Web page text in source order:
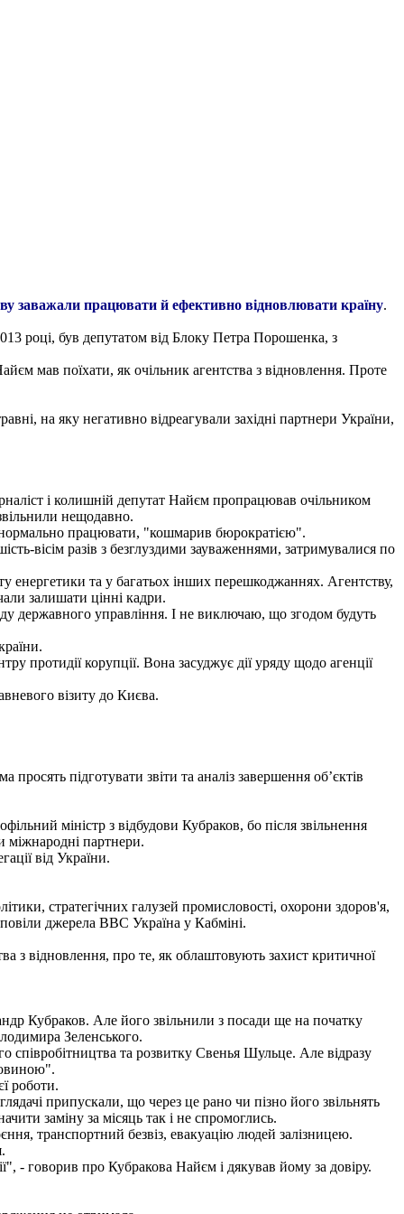
заважали працювати й ефективно відновлювати країну.
році, був депутатом від Блоку Петра Порошенка, з
мав поїхати, як очільник агентства з відновлення. Проте
на яку негативно відреагували західні партнери України,
і колишній депутат Найєм пропрацював очільником
нещодавно.
працювати, "кошмарив бюрократією".
вісім разів з безглуздими зауваженнями, затримувалися по
енергетики та у багатьох інших перешкоджаннях. Агентству,
залишати цінні кадри.
державного управління. І не виключаю, що згодом будуть
корупції. Вона засуджує дії уряду щодо агенції
візиту до Києва.
підготувати звіти та аналіз завершення об’єктів
міністр з відбудови Кубраков, бо після звільнення
міжнародні партнери.
від України.
стратегічних галузей промисловості, охорони здоров'я,
джерела ВВС Україна у Кабміні.
з відновлення, про те, як облаштовують захист критичної
Кубраков. Але його звільнили з посади ще на початку
Зеленського.
співробітництва та розвитку Свенья Шульце. Але відразу
роботи.
припускали, що через це рано чи пізно його звільнять
заміну за місяць так і не спромоглись.
транспортний безвіз, евакуацію людей залізницею.
- говорив про Кубракова Найєм і дякував йому за довіру.